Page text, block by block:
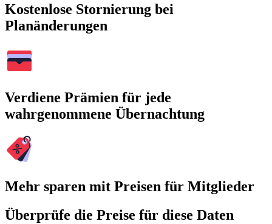
Kostenlose Stornierung bei
Planänderungen
Verdiene Prämien für jede
wahrgenommene Übernachtung
Mehr sparen mit Preisen für Mitglieder
Überprüfe die Preise für diese Daten